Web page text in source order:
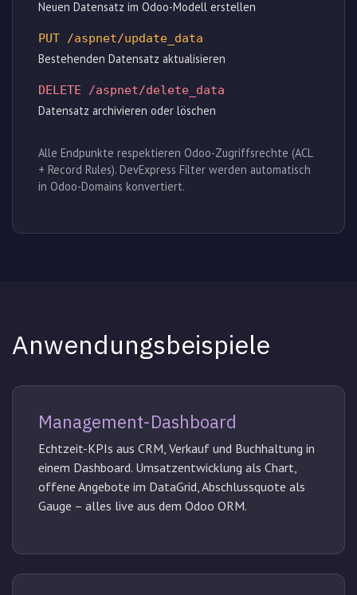
Neuen Datensatz im Odoo-Modell erstellen
PUT /aspnet/update_data
Bestehenden Datensatz aktualisieren
DELETE /aspnet/delete_data
Datensatz archivieren oder löschen
Alle Endpunkte respektieren Odoo-Zugriffsrechte (ACL
+ Record Rules). DevExpress Filter werden automatisch
in Odoo-Domains konvertiert.
Anwendungsbeispiele
Management-Dashboard
Echtzeit-KPIs aus CRM, Verkauf und Buchhaltung in
einem Dashboard. Umsatzentwicklung als Chart,
offene Angebote im DataGrid, Abschlussquote als
Gauge – alles live aus dem Odoo ORM.